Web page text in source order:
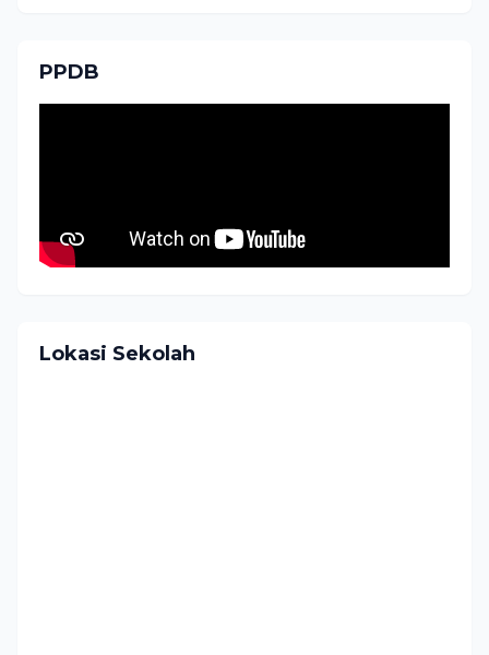
PPDB
Lokasi Sekolah